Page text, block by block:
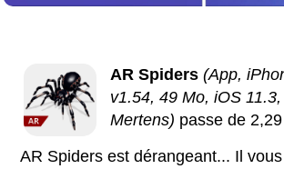
AR Spiders (App,
v1.54, 49 Mo, iOS
Mertens) passe de
AR Spiders est dérangeant... Il